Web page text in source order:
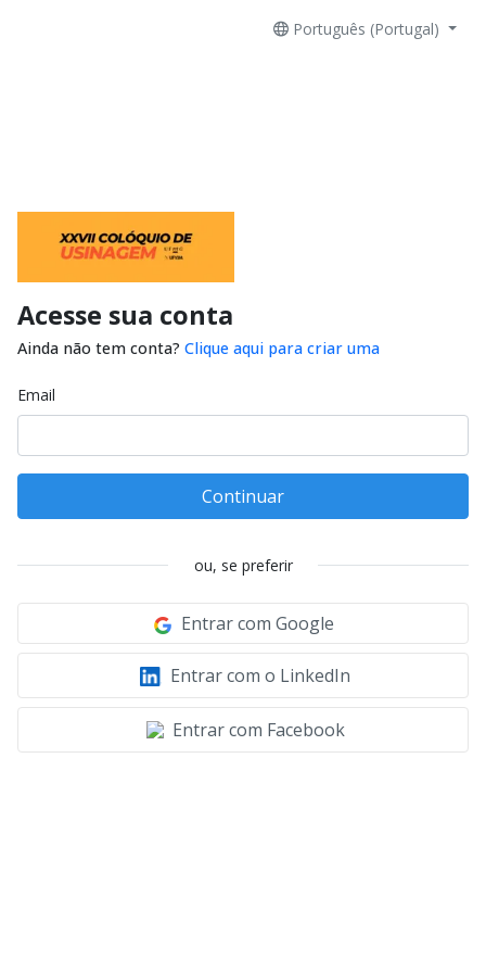
Português (Portugal)
Acesse sua conta
Ainda não tem conta? Clique aqui para criar uma
Email
Continuar
ou, se preferir
Entrar com Google
Entrar com o LinkedIn
Entrar com Facebook